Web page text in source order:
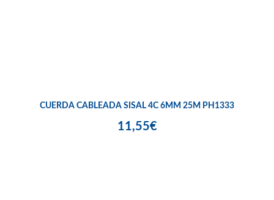
CUERDA CABLEADA SISAL 4C 6MM 25M PH1333
11,55€